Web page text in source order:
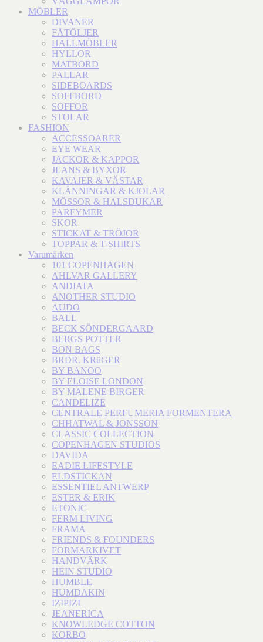
MÖBLER
DIVANER
FÅTÖLJER
HALLMÖBLER
HYLLOR
MATBORD
PALLAR
SIDEBOARDS
SOFFBORD
SOFFOR
STOLAR
FASHION
ACCESSOARER
EYE WEAR
JACKOR & KAPPOR
JEANS & BYXOR
KAVAJER & VÄSTAR
KLÄNNINGAR & KJOLAR
MÖSSOR & HALSDUKAR
PARFYMER
SKOR
STICKAT & TRÖJOR
TOPPAR & T-SHIRTS
Varumärken
101 COPENHAGEN
AHLVAR GALLERY
ANDIATA
ANOTHER STUDIO
AUDO
BALL
BECK SÖNDERGAARD
BERGS POTTER
BON BAGS
BRDR. KRüGER
BY BANOO
BY ELOISE LONDON
BY MALENE BIRGER
CANDELIZE
CENTRALE PERFUMERIA FORMENTERA
CHHATWAL & JONSSON
CLASSIC COLLECTION
COPENHAGEN STUDIOS
DAVIDA
EADIE LIFESTYLE
ELDSTICKAN
ESSENTIEL ANTWERP
ESTER & ERIK
ETONIC
FERM LIVING
FRAMA
FRIENDS & FOUNDERS
FORMARKIVET
HANDVÄRK
HEIN STUDIO
HUMBLE
HUMDAKIN
IZIPIZI
JEANERICA
KNOWLEDGE COTTON
KORBO